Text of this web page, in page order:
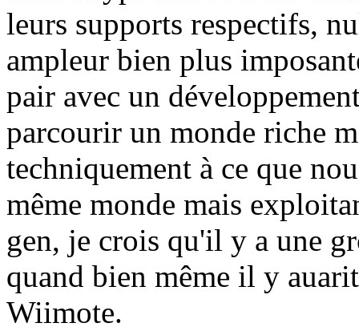
leurs supports respectifs,
ampleur bien plus
pair avec un
parcourir un monde riche
techniquement à ce que
même monde mais
gen, je crois qu'il y a une
quand bien même il y
Wiimote.